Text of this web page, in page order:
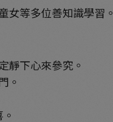
女等多位善知識學習。
靜下心來參究。
。